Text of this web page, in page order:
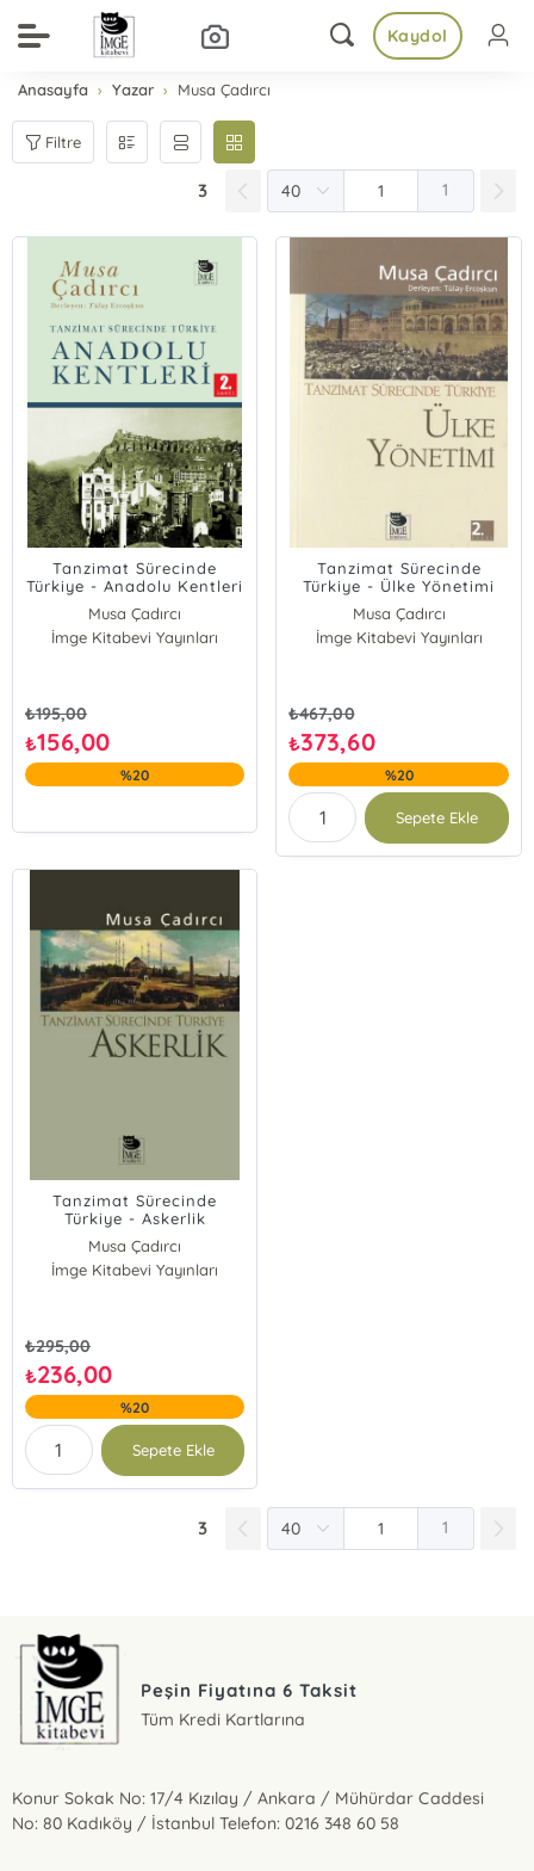
Kaydol
Anasayfa Yazar Musa Çadırcı
Filtre
3 1
Tanzimat Sürecinde
Türkiye - Anadolu Kentleri
Musa Çadırcı
İmge Kitabevi Yayınları
₺195,00
₺156,00
%20
Tanzimat Sürecinde
Türkiye - Ülke Yönetimi
Musa Çadırcı
İmge Kitabevi Yayınları
₺467,00
₺373,60
%20
Sepete Ekle
Tanzimat Sürecinde
Türkiye - Askerlik
Musa Çadırcı
İmge Kitabevi Yayınları
₺295,00
₺236,00
%20
Sepete Ekle
3 1
Peşin Fiyatına 6 Taksit
Tüm Kredi Kartlarına
Konur Sokak No: 17/4 Kızılay / Ankara / Mühürdar Caddesi
No: 80 Kadıköy / İstanbul Telefon: 0216 348 60 58